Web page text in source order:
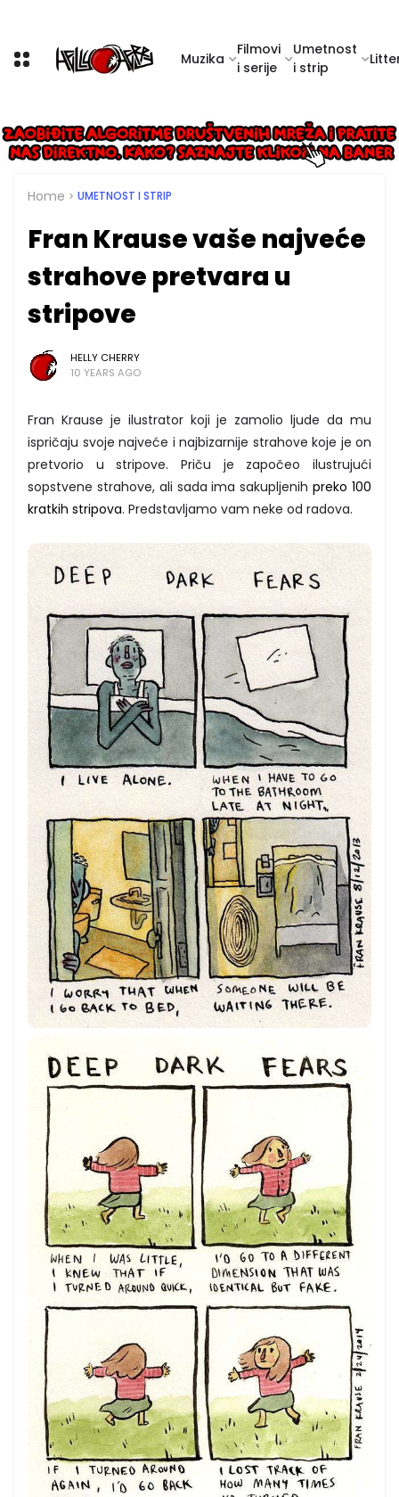
Muzika
Filmovi
i serije
Umetnost
i strip
Home UMETNOST I STRIP
Fran Krause vaše najveće
strahove pretvara u
stripove
HELLY CHERRY
10 YEARS AGO
Fran Krause je ilustrator koji je zamolio ljude da mu
ispričaju svoje najveće i najbizarnije strahove koje je on
pretvorio u stripove. Priču je započeo ilustrujući
sopstvene strahove, ali sada ima sakupljenihpreko 100
kratkih stripova. Predstavljamo vam neke od radova.